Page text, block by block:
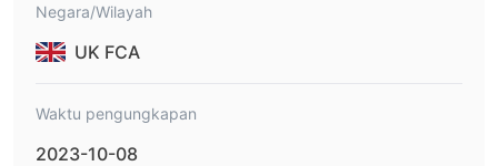
Negara/Wilayah
UK FCA
Waktu pengungkapan
2023-10-08